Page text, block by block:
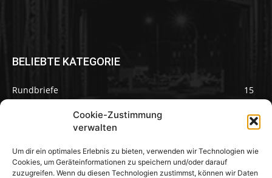
Cookie-Zustimmung
verwalten
Um dir ein optimales Erlebnis zu bieten, verwenden wir Technologien wie
Cookies, um Geräteinformationen zu speichern und/oder darauf
zuzugreifen. Wenn du diesen Technologien zustimmst, können wir Daten
BELIEBTE KATEGORIE
Rundbriefe
15